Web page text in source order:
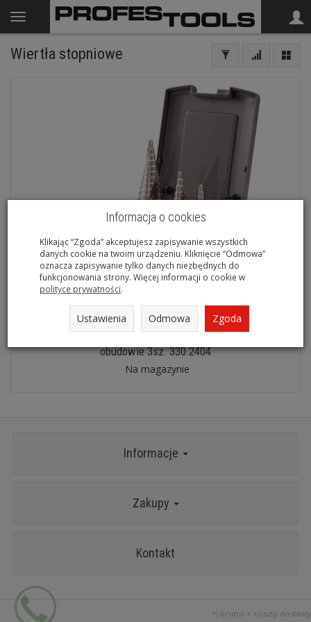
Wiertła stopniowe
KS TOOLS Zestaw wierteł stopniowych HSS w plastikowej
obudowie 3sz. 330.2404
Na magazynie
Informacje
Zakupy
Kontakt
*) brutto + koszty dostawy
Informacja o cookies
Klikając “Zgoda” akceptujesz zapisywanie wszystkich
danych cookie na twoim urządzeniu. Kliknięcie “Odmowa”
oznacza zapisywanie tylko danych niezbędnych do
funkcjonowania strony. Więcej informacji o cookie w
polityce prywatności.
Ustawienia Odmowa Zgoda